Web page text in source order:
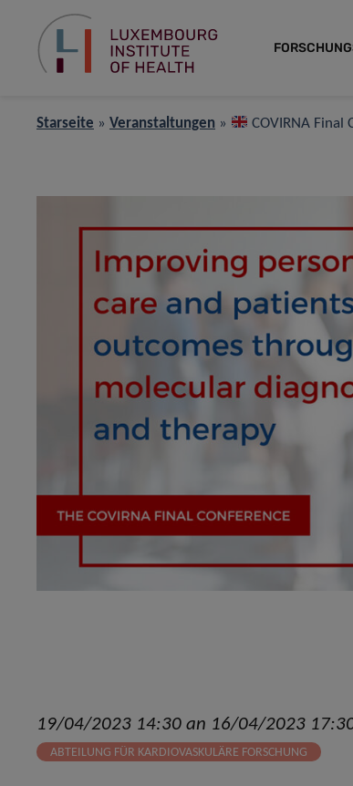
Starseite » Veranstaltungen » COVIRNA Final
19/04/2023 14:30 an 16/04/2023
ABTEILUNG FÜR KARDIOVASKULÄRE FORSCHUNG